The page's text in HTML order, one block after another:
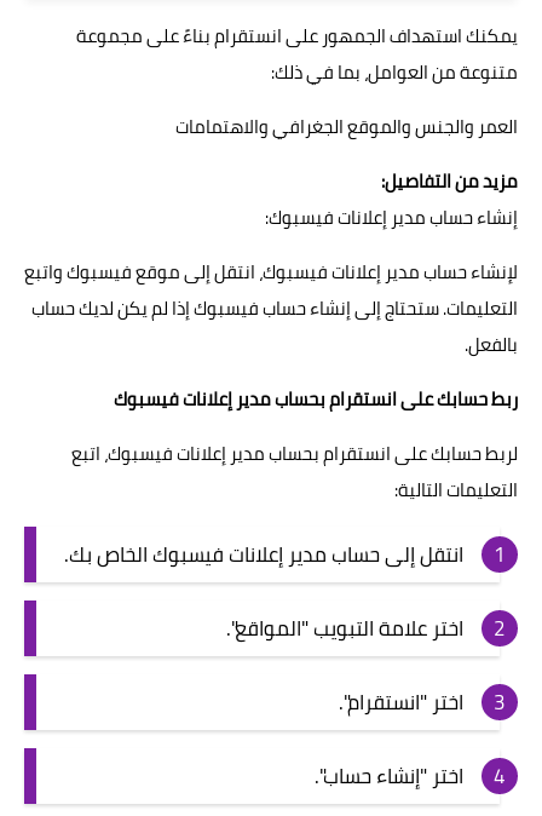
يمكنك استهداف الجمهور على انستقرام بناءً على مجموعة
متنوعة من العوامل، بما في ذلك:
العمر والجنس والموقع الجغرافي والاهتمامات
مزيد من التفاصيل:
إنشاء حساب مدير إعلانات فيسبوك:
لإنشاء حساب مدير إعلانات فيسبوك، انتقل إلى موقع فيسبوك واتبع
التعليمات. ستحتاج إلى إنشاء حساب فيسبوك إذا لم يكن لديك حساب
بالفعل.
ربط حسابك على انستقرام بحساب مدير إعلانات فيسبوك
لربط حسابك على انستقرام بحساب مدير إعلانات فيسبوك، اتبع
التعليمات التالية:
انتقل إلى حساب مدير إعلانات فيسبوك الخاص بك.
اختر علامة التبويب "المواقع".
اختر "انستقرام".
اختر "إنشاء حساب".